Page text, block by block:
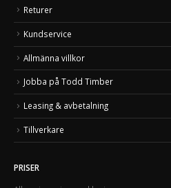
Returer
Kundservice
Allmänna villkor
Jobba på Todd Timber
Leasing & avbetalning
Tillverkare
PRISER